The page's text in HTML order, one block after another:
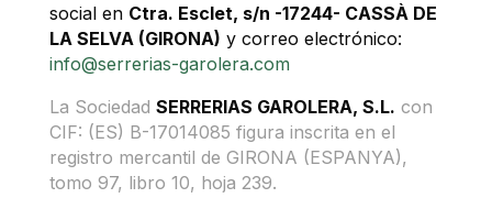
social en Ctra. Esclet, s/n -17244- CASSÀ DE
LA SELVA (GIRONA) y correo electrónico:
info@serrerias-garolera.com
La Sociedad SERRERIAS GAROLERA, S.L. con
CIF: (ES) B-17014085 figura inscrita en el
registro mercantil de GIRONA (ESPANYA),
tomo 97, libro 10, hoja 239.